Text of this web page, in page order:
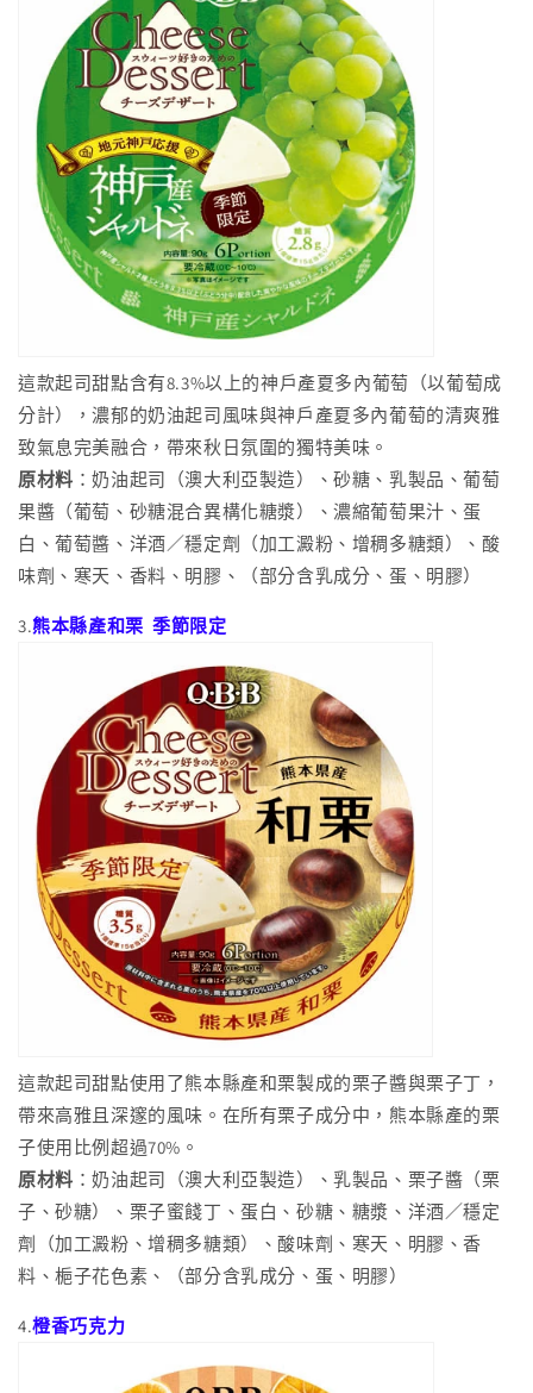
這款起司甜點含有8.3%以上的神戶產夏多內葡萄（以葡萄成
分計），濃郁的奶油起司風味與神戶產夏多內葡萄的清爽雅
致氣息完美融合，帶來秋日氛圍的獨特美味。
原材料 ：奶油起司（澳大利亞製造）、砂糖、乳製品、葡萄
果醬（葡萄、砂糖混合異構化糖漿）、濃縮葡萄果汁、蛋
白、葡萄醬、洋酒／穩定劑（加工澱粉、增稠多糖類）、酸
味劑、寒天、香料、明膠、（部分含乳成分、蛋、明膠）
3.熊本縣產和栗 季節限定
這款起司甜點使用了熊本縣產和栗製成的栗子醬與栗子丁，
帶來高雅且深邃的風味。在所有栗子成分中，熊本縣產的栗
子使用比例超過70%。
原材料 ：奶油起司（澳大利亞製造）、乳製品、栗子醬（栗
子、砂糖）、栗子蜜餞丁、蛋白、砂糖、糖漿、洋酒／穩定
劑（加工澱粉、增稠多糖類）、酸味劑、寒天、明膠、香
料、梔子花色素、（部分含乳成分、蛋、明膠）
4.橙香巧克力